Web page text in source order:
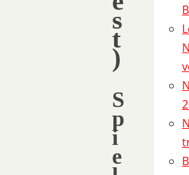
s
t
)
S
p
i
e